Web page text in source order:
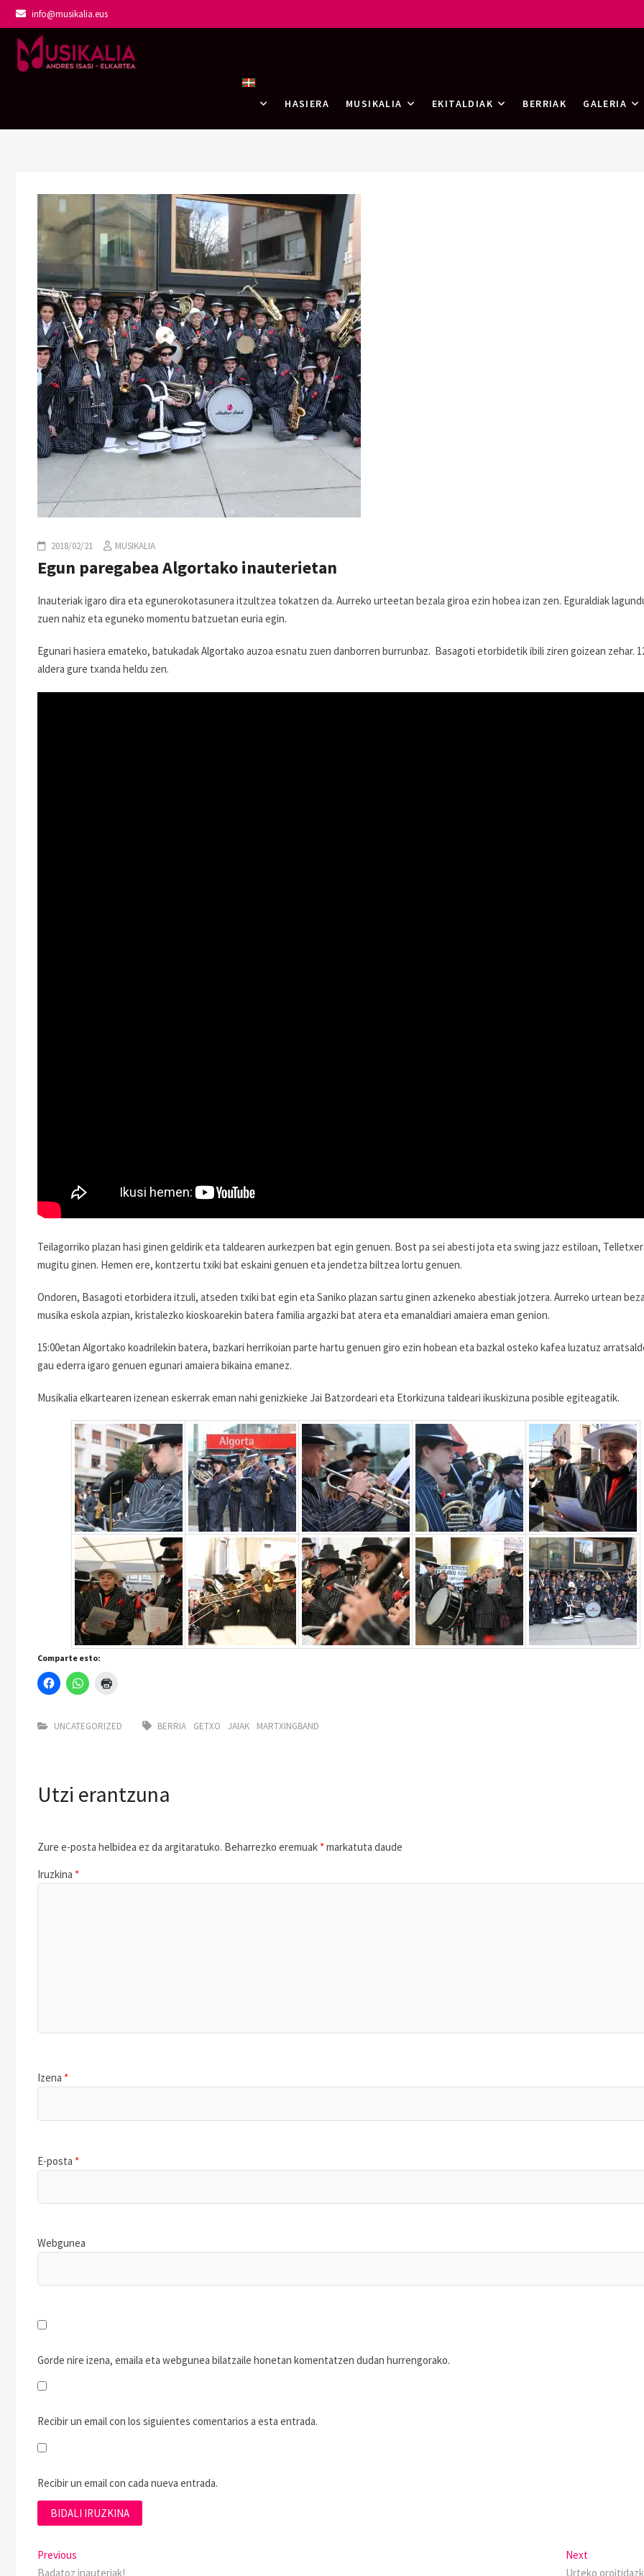
info@musikalia.eus
HASIERA MUSIKALIA EKITALDIAK BERRIAK GALERIA
2018/02/21 MUSIKALIA
Egun paregabea Algortako inauterietan
Inauteriak igaro dira eta egunerokotasunera itzultzea tokatzen da. Aurreko urteetan bezala giroa ezin hobea izan zen. Eguraldiak
zuen nahiz eta eguneko momentu batzuetan euria egin.
Egunari hasiera emateko, batukadak Algortako auzoa esnatu zuen danborren burrunbaz. Basagoti etorbidetik ibili ziren goizean zehar.
aldera gure txanda heldu zen.
Teilagorriko plazan hasi ginen geldirik eta taldearen aurkezpen bat egin genuen. Bost pa sei abesti jota eta swing jazz estiloan,
mugitu ginen. Hemen ere, kontzertu txiki bat eskaini genuen eta jendetza biltzea lortu genuen.
Ondoren, Basagoti etorbidera itzuli, atseden txiki bat egin eta Saniko plazan sartu ginen azkeneko abestiak jotzera. Aurreko urtean
musika eskola azpian, kristalezko kioskoarekin batera familia argazki bat atera eta emanaldiari amaiera eman genion.
15:00etan Algortako koadrilekin batera, bazkari herrikoian parte hartu genuen giro ezin hobean eta bazkal osteko kafea luzatuz
gau ederra igaro genuen egunari amaiera bikaina emanez.
Musikalia elkartearen izenean eskerrak eman nahi genizkieke Jai Batzordeari eta Etorkizuna taldeari ikuskizuna posible egiteagatik.
Comparte esto:
UNCATEGORIZED BERRIA GETXO JAIAK MARTXINGBAND
Utzi erantzuna
Zure e-posta helbidea ez da argitaratuko. Beharrezko eremuak *markatuta daude
Iruzkina *
Izena *
E-posta *
Webgunea
Gorde nire izena, emaila eta webgunea bilatzaile honetan komentatzen dudan hurrengorako.
Recibir un email con los siguientes comentarios a esta entrada.
Recibir un email con cada nueva entrada.
Previous
Badatoz inauteriak!
Next
Urteko